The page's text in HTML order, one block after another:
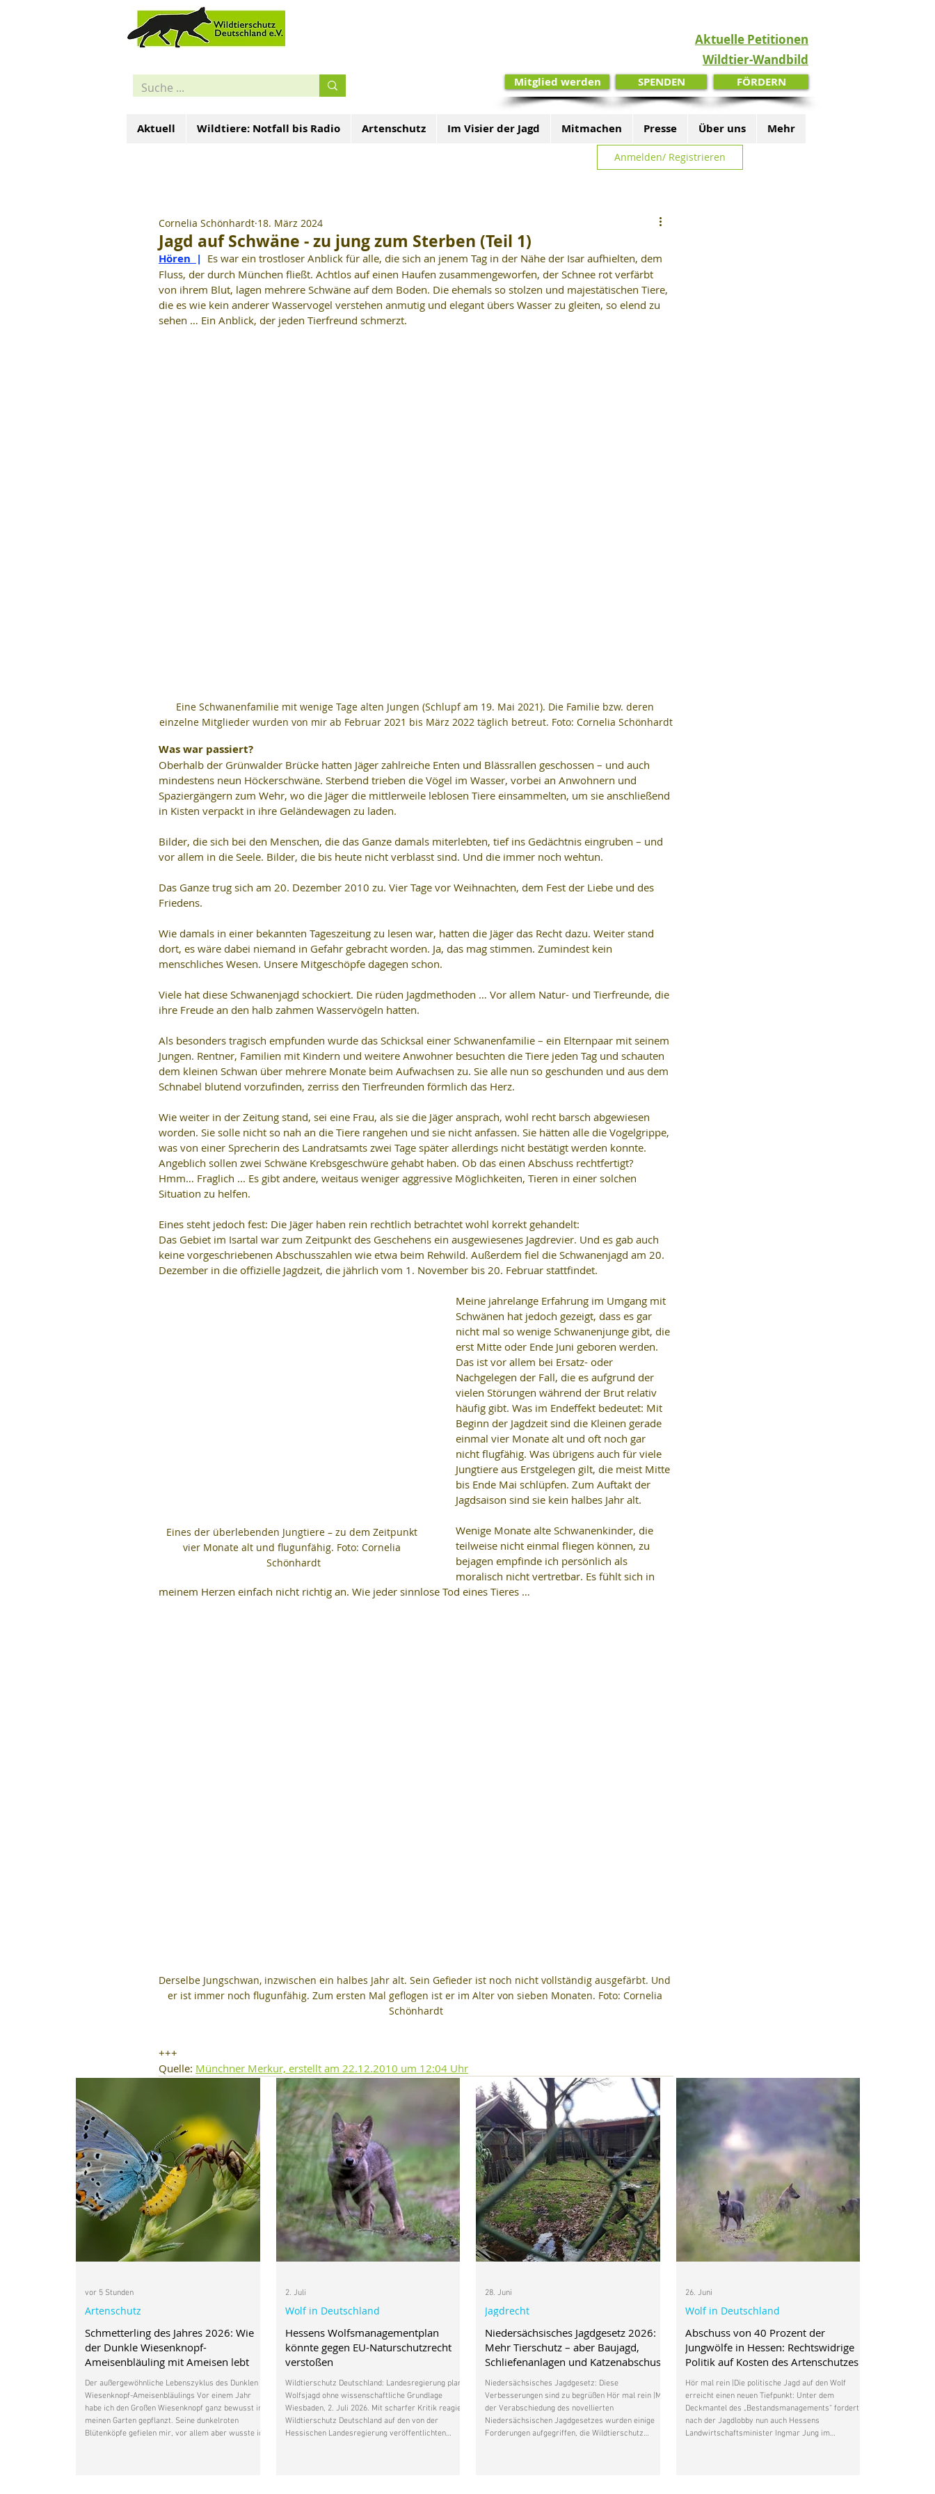
Aktuelle Petitionen
Wildtier-Wandbild
Mitglied werden SPENDEN FÖRDERN
Aktuell Wildtiere: Notfall bis Radio Artenschutz Im Visier der Jagd Mitmachen Presse Über uns Mehr
Anmelden/ Registrieren
Jagd auf Schwäne - zu jung zum Sterben (Teil 1)
Cornelia Schönhardt 18. März 2024
Hören | Es war ein trostloser Anblick für alle, die sich an jenem Tag in der Nähe der Isar aufhielten, dem
Fluss, der durch München fließt. Achtlos auf einen Haufen zusammengeworfen, der Schnee rot verfärbt
von ihrem Blut, lagen mehrere Schwäne auf dem Boden. Die ehemals so stolzen und majestätischen Tiere,
die es wie kein anderer Wasservogel verstehen anmutig und elegant übers Wasser zu gleiten, so elend zu
sehen … Ein Anblick, der jeden Tierfreund schmerzt.
Eine Schwanenfamilie mit wenige Tage alten Jungen (Schlupf am 19. Mai 2021). Die Familie bzw. deren
einzelne Mitglieder wurden von mir ab Februar 2021 bis März 2022 täglich betreut. Foto: Cornelia Schönhardt
Was war passiert?
Oberhalb der Grünwalder Brücke hatten Jäger zahlreiche Enten und Blässrallen geschossen – und auch
mindestens neun Höckerschwäne. Sterbend trieben die Vögel im Wasser, vorbei an Anwohnern und
Spaziergängern zum Wehr, wo die Jäger die mittlerweile leblosen Tiere einsammelten, um sie anschließend
in Kisten verpackt in ihre Geländewagen zu laden.
Bilder, die sich bei den Menschen, die das Ganze damals miterlebten, tief ins Gedächtnis eingruben – und
vor allem in die Seele. Bilder, die bis heute nicht verblasst sind. Und die immer noch wehtun.
Das Ganze trug sich am 20. Dezember 2010 zu. Vier Tage vor Weihnachten, dem Fest der Liebe und des
Friedens.
Wie damals in einer bekannten Tageszeitung zu lesen war, hatten die Jäger das Recht dazu. Weiter stand
dort, es wäre dabei niemand in Gefahr gebracht worden. Ja, das mag stimmen. Zumindest kein
menschliches Wesen. Unsere Mitgeschöpfe dagegen schon.
Viele hat diese Schwanenjagd schockiert. Die rüden Jagdmethoden … Vor allem Natur- und Tierfreunde, die
ihre Freude an den halb zahmen Wasservögeln hatten.
Als besonders tragisch empfunden wurde das Schicksal einer Schwanenfamilie – ein Elternpaar mit seinem
Jungen. Rentner, Familien mit Kindern und weitere Anwohner besuchten die Tiere jeden Tag und schauten
dem kleinen Schwan über mehrere Monate beim Aufwachsen zu. Sie alle nun so geschunden und aus dem
Schnabel blutend vorzufinden, zerriss den Tierfreunden förmlich das Herz.
Wie weiter in der Zeitung stand, sei eine Frau, als sie die Jäger ansprach, wohl recht barsch abgewiesen
worden. Sie solle nicht so nah an die Tiere rangehen und sie nicht anfassen. Sie hätten alle die Vogelgrippe,
was von einer Sprecherin des Landratsamts zwei Tage später allerdings nicht bestätigt werden konnte.
Angeblich sollen zwei Schwäne Krebsgeschwüre gehabt haben. Ob das einen Abschuss rechtfertigt?
Hmm… Fraglich ... Es gibt andere, weitaus weniger aggressive Möglichkeiten, Tieren in einer solchen
Situation zu helfen.
Eines steht jedoch fest: Die Jäger haben rein rechtlich betrachtet wohl korrekt gehandelt:
Das Gebiet im Isartal war zum Zeitpunkt des Geschehens ein ausgewiesenes Jagdrevier. Und es gab auch
keine vorgeschriebenen Abschusszahlen wie etwa beim Rehwild. Außerdem fiel die Schwanenjagd am 20.
Dezember in die offizielle Jagdzeit, die jährlich vom 1. November bis 20. Februar stattfindet.
Eines der überlebenden Jungtiere – zu dem Zeitpunkt
vier Monate alt und flugunfähig. Foto: Cornelia
Schönhardt
Meine jahrelange Erfahrung im Umgang mit
Schwänen hat jedoch gezeigt, dass es gar
nicht mal so wenige Schwanenjunge gibt, die
erst Mitte oder Ende Juni geboren werden.
Das ist vor allem bei Ersatz- oder
Nachgelegen der Fall, die es aufgrund der
vielen Störungen während der Brut relativ
häufig gibt. Was im Endeffekt bedeutet: Mit
Beginn der Jagdzeit sind die Kleinen gerade
einmal vier Monate alt und oft noch gar
nicht flugfähig. Was übrigens auch für viele
Jungtiere aus Erstgelegen gilt, die meist Mitte
bis Ende Mai schlüpfen. Zum Auftakt der
Jagdsaison sind sie kein halbes Jahr alt.
Wenige Monate alte Schwanenkinder, die
teilweise nicht einmal fliegen können, zu
bejagen empfinde ich persönlich als
moralisch nicht vertretbar. Es fühlt sich in
meinem Herzen einfach nicht richtig an. Wie jeder sinnlose Tod eines Tieres …
Derselbe Jungschwan, inzwischen ein halbes Jahr alt. Sein Gefieder ist noch nicht vollständig ausgefärbt. Und
er ist immer noch flugunfähig. Zum ersten Mal geflogen ist er im Alter von sieben Monaten. Foto: Cornelia
Schönhardt
+++
Quelle: Münchner Merkur, erstellt am 22.12.2010 um 12:04 Uhr
Schmetterling des Jahres 2026: Wie
der Dunkle Wiesenknopf-
Ameisenbläuling mit Ameisen lebt
Der außergewöhnliche Lebenszyklus des Dunklen
Wiesenknopf-Ameisenbläulings Vor einem Jahr
habe ich den Großen Wiesenknopf ganz bewusst in
meinen Garten gepflanzt. Seine dunkelroten
Blütenköpfe gefielen mir, vor allem aber wusste ich,
Artenschutz
vor 5 Stunden
Hessens Wolfsmanagementplan
könnte gegen EU-Naturschutzrecht
verstoßen
Wildtierschutz Deutschland: Landesregierung plant
Wolfsjagd ohne wissenschaftliche Grundlage
Wiesbaden, 2. Juli 2026. Mit scharfer Kritik reagiert
Wildtierschutz Deutschland auf den von der
Hessischen Landesregierung veröffentlichten
Wolf in Deutschland
2. Juli
Niedersächsisches Jagdgesetz 2026:
Mehr Tierschutz – aber Baujagd,
Schliefenanlagen und Katzenabschuss
bleiben
Niedersächsisches Jagdgesetz: Diese
Verbesserungen sind zu begrüßen Hör mal rein |Mit
der Verabschiedung des novellierten
Niedersächsischen Jagdgesetzes wurden einige
Forderungen aufgegriffen, die Wildtierschutz
Jagdrecht
28. Juni
Abschuss von 40 Prozent der
Jungwölfe in Hessen: Rechtswidrige
Politik auf Kosten des Artenschutzes
Hör mal rein |Die politische Jagd auf den Wolf
erreicht einen neuen Tiefpunkt: Unter dem
Deckmantel des „Bestandsmanagements“ fordert
nach der Jagdlobby nun auch Hessens
Landwirtschaftsminister Ingmar Jung im
Wolf in Deutschland
26. Juni